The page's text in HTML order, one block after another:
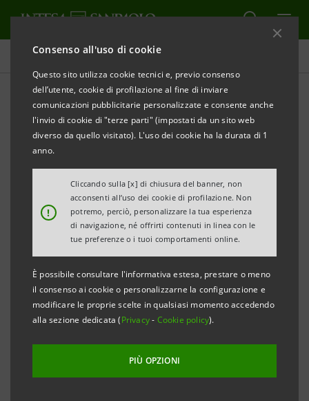
Consenso all'uso di cookie
Questo sito utilizza cookie tecnici e, previo consenso
dell’utente, cookie di profilazione al fine di inviare
comunicazioni pubblicitarie personalizzate e consente anche
l'invio di cookie di "terze parti" (impostati da un sito web
diverso da quello visitato). L'uso dei cookie ha la durata di 1
anno.
!
Cliccando sulla [x] di chiusura del banner, non
acconsenti all’uso dei cookie di profilazione. Non
potremo, perciò, personalizzare la tua esperienza
di navigazione, né offrirti contenuti in linea con le
tue preferenze o i tuoi comportamenti online.
È possibile consultare l'informativa estesa, prestare o meno
il consenso ai cookie o personalizzarne la configurazione e
modificare le proprie scelte in qualsiasi momento accedendo
alla sezione dedicata (Privacy- Cookie policy).
PIÙ OPZIONI
Comunicati stampa
STAMPA AGGIORNA
Intesa Sanpaolo e Venaria Reale insieme per l’arte
Il patrimonio artistico di Intesa Sanpaolo nel
segno della tutela, conservazione e valorizzazione.
A Venaria alcune importanti opere della collezione
della Banca.
Insieme al ciclo pittorico dell’Oratorio della
Compagnia di San Paolo, un ciclo di arazzi
secenteschi e sei dipinti che riportano legami